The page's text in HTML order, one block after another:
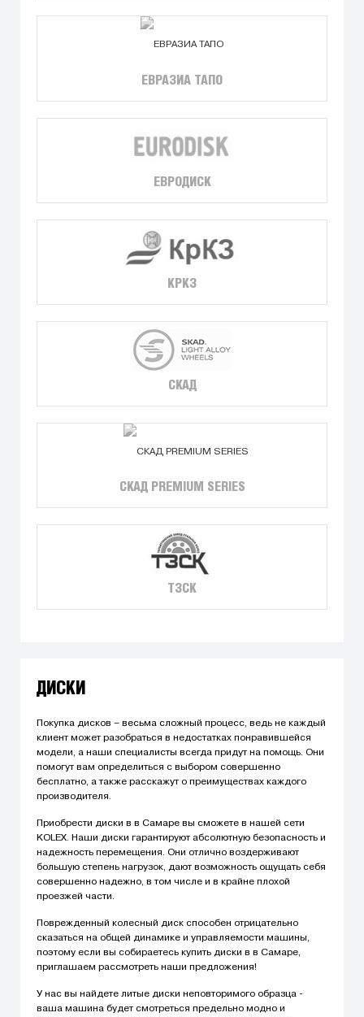
ЕВРАЗИА ТАПО
ЕВРОДИСК
КРКЗ
СКАД
СКАД PREMIUM SERIES
ТЗСК
ДИСКИ
Покупка дисков – весьма сложный процесс, ведь не каждый
клиент может разобраться в недостатках понравившейся
модели, а наши специалисты всегда придут на помощь. Они
помогут вам определиться с выбором совершенно
бесплатно, а также расскажут о преимуществах каждого
производителя.
Приобрести диски в в Самаре вы сможете в нашей сети
KOLEX. Наши диски гарантируют абсолютную безопасность и
надежность перемещения. Они отлично воздерживают
большую степень нагрузок, дают возможность ощущать себя
совершенно надежно, в том числе и в крайне плохой
проезжей части.
Поврежденный колесный диск способен отрицательно
сказаться на общей динамике и управляемости машины,
поэтому если вы собираетесь купить диски в в Самаре,
приглашаем рассмотреть наши предложения!
У нас вы найдете литые диски неповторимого образца -
ваша машина будет смотреться предельно модно и